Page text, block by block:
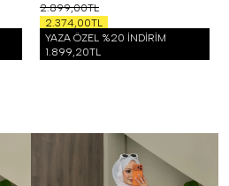
2.899,00TL
2.374,00TL
YAZA ÖZEL %20 İNDİRİM
1.899,20TL